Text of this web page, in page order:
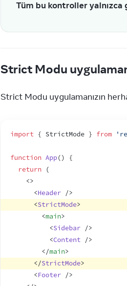
Tüm bu kontroller yalnızca
Strict Modu
Strict Modu uygulamanızın
import { StrictMode } from
function App()
{
return
(
<>
<Header />
<StrictMode>
<main>
<Sidebar />
<Content />
</main>
</StrictMode>
<Footer />